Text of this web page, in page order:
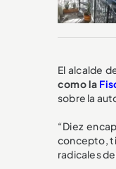
El alcalde
como la
sobre la
“Diez
concepto,
radicales